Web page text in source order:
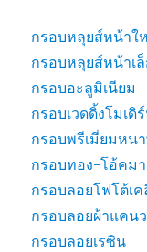
กรอบหลุยส์หน้าใ
กรอบหลุยส์หน้าเ
กรอบอะลูมิเนียม
กรอบเวดดิ้งโมเดิ
กรอบพรีเมี่ยมหน
กรอบทอง-โอ้คม
กรอบลอยโฟโต้เ
กรอบลอยผ้าแคน
กรอบลอยเรซิน